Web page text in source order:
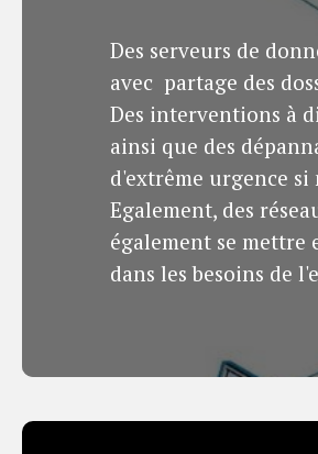
Des serveurs de
avec partage des
Des interventions à
ainsi que des
d'extrême urgence si
Egalement, des
également se mettre
dans les besoins de